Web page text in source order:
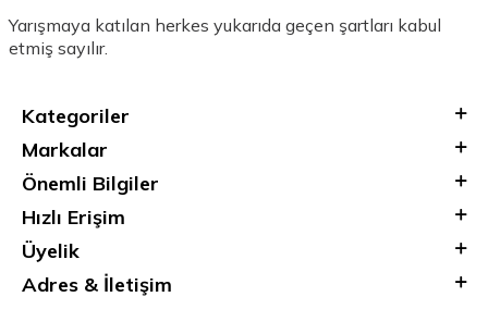
Yarışmaya katılan herkes yukarıda geçen şartları kabul
etmiş sayılır.
Kategoriler
Markalar
Önemli Bilgiler
Hızlı Erişim
Üyelik
Adres & İletişim